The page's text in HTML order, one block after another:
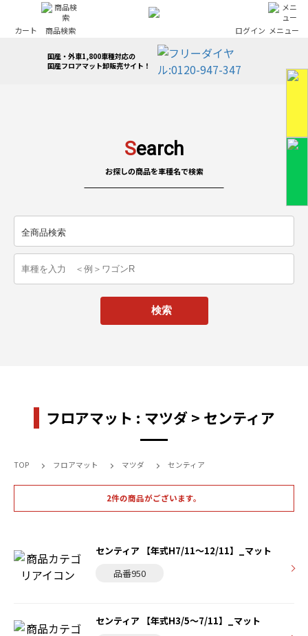
商品検索 ログイン
カート メニュー
国産・外車1,800車種対応の
国産フロアマット卸販売サイト！
Search
お探しの商品を車種名で検索
フロアマット : マツダ > センティア
TOP フロアマット マツダ センティア
2件の商品がございます。
センティア 【年式H7/11〜12/11】_マット
品番950
センティア 【年式H3/5〜7/11】_マット